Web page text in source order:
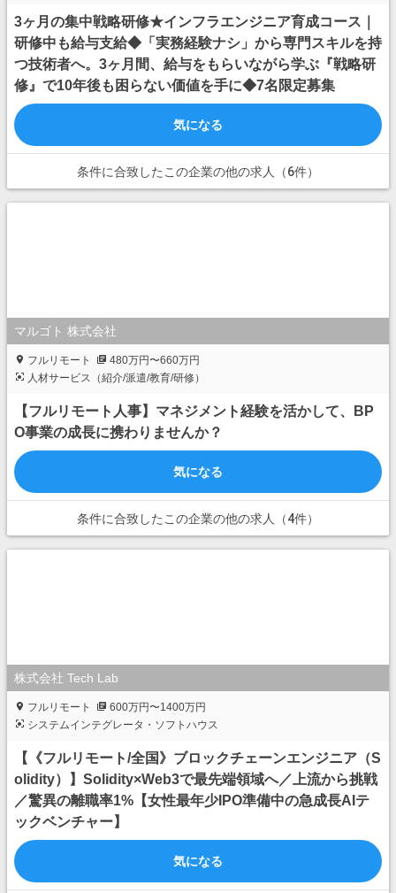
3ヶ月の集中戦略研修★インフラエンジニア育成コース｜
研修中も給与支給◆「実務経験ナシ」から専門スキルを持
つ技術者へ。3ヶ月間、給与をもらいながら学ぶ『戦略研
修』で10年後も困らない価値を手に◆7名限定募集
気になる
条件に合致したこの企業の他の求人（6件）
マルゴト 株式会社
フルリモート
480万円〜660万円
人材サービス（紹介/派遣/教育/研修）
【フルリモート人事】マネジメント経験を活かして、BP
O事業の成長に携わりませんか？
気になる
条件に合致したこの企業の他の求人（4件）
株式会社 Tech Lab
フルリモート
600万円〜1400万円
システムインテグレータ・ソフトハウス
【《フルリモート/全国》ブロックチェーンエンジニア（S
olidity）】Solidity×Web3で最先端領域へ／上流から挑戦
／驚異の離職率1%【女性最年少IPO準備中の急成長AIテ
ックベンチャー】
気になる